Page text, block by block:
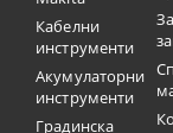
Кабелни
инструменти
Акумулаторни
инструменти
Градинска